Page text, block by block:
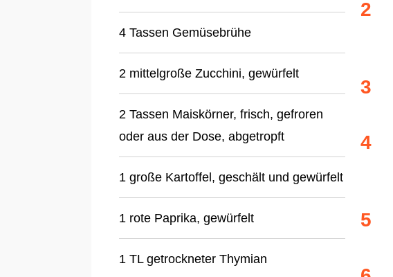
4 Tassen Gemüsebrühe
2 mittelgroße Zucchini, gewürfelt
2 Tassen Maiskörner, frisch, gefroren
oder aus der Dose, abgetropft
1 große Kartoffel, geschält und gewürfelt
1 rote Paprika, gewürfelt
1 TL getrockneter Thymian